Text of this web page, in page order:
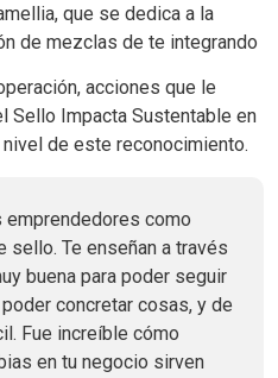
que se dedica a la
de mezclas de te integrando
acciones que le
Sello Impacta Sustentable en
nivel de este reconocimiento.
emprendedores como
Te enseñan a través
buena para poder seguir
concretar cosas, y de
Fue increíble cómo
en tu negocio sirven